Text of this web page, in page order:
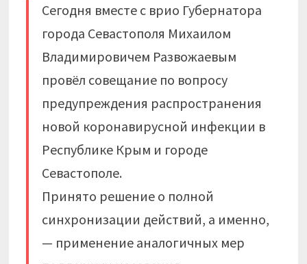
Сегодня вместе с врио Губернатора
города Севастополя Михаилом
Владимировичем Развожаевым
провёл совещание по вопросу
предупреждения распространения
новой коронавирусной инфекции в
Республике Крым и городе
Севастополе.
Принято решение о полной
синхронизации действий, а именно,
— применение аналогичных мер